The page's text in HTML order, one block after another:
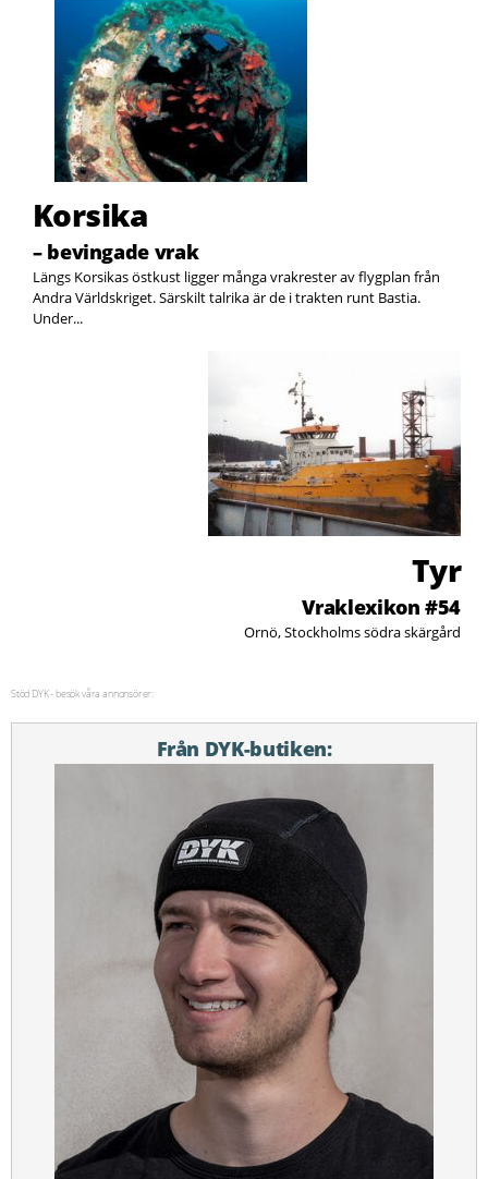
Korsika
– bevingade vrak
Längs Korsikas östkust ligger många vrakrester av flygplan från
Andra Världskriget. Särskilt talrika är de i trakten runt Bastia.
Under...
Tyr
Vraklexikon #54
Ornö, Stockholms södra skärgård
Stöd DYK - besök våra annonsörer:
Från DYK-butiken: